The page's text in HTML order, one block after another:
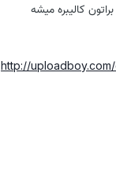
کالیبره میشه
http://